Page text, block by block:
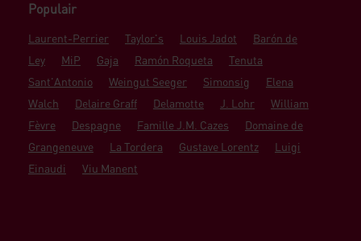
Populair
Laurent-Perrier Taylor's Louis Jadot
Barón de
Ley
MiP Gaja Ramón Roqueta
Tenuta
Sant'Antonio
Weingut Seeger Simonsig
Elena
Walch
Delaire Graff Delamotte J. Lohr
William
Fèvre
Despagne Famille J.M. Cazes
Domaine de
Grangeneuve
La Tordera Gustave Lorentz
Luigi
Einaudi
Viu Manent